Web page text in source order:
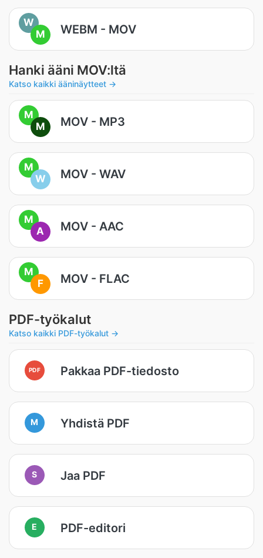
W
M
WEBM - MOV
Hanki ääni MOV:ltä
Katso kaikki ääninäytteet →
M
M
MOV - MP3
M
W
MOV - WAV
M
A
MOV - AAC
M
F
MOV - FLAC
PDF-työkalut
Katso kaikki PDF-työkalut →
PDF Pakkaa PDF-tiedosto
M Yhdistä PDF
S Jaa PDF
E PDF-editori